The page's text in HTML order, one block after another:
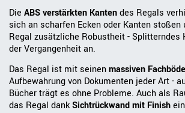
Die ABS verstärkten Kantendes Regals
sich an scharfen Ecken oder Kanten stoßen
Regal zusätzliche Robustheit - Splitterndes
der Vergangenheit an.
Das Regal ist mit seinenmassiven
Aufbewahrung von Dokumenten jeder Art -
Bücher trägt es ohne Probleme. Auch als
das Regal dankSichtrückwand mit Finish